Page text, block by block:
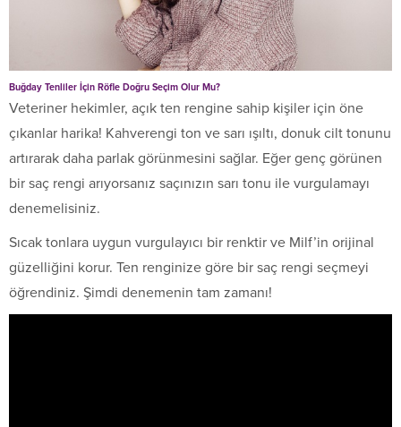
Buğday Tenliler İçin Röfle Doğru Seçim Olur Mu?
Veteriner hekimler, açık ten rengine sahip kişiler için öne
çıkanlar harika! Kahverengi ton ve sarı ışıltı, donuk cilt tonunu
artırarak daha parlak görünmesini sağlar. Eğer genç görünen
bir saç rengi arıyorsanız saçınızın sarı tonu ile vurgulamayı
denemelisiniz.
Sıcak tonlara uygun vurgulayıcı bir renktir ve Milf’in orijinal
güzelliğini korur. Ten renginize göre bir saç rengi seçmeyi
öğrendiniz. Şimdi denemenin tam zamanı!